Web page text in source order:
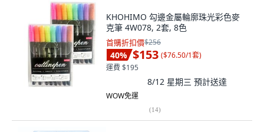
KHOHIMO 勾邊金屬輪廓珠光彩色麥
克筆 4W078, 2套, 8色
首購折扣價$256
40% $153 ($76.50/1套)
運費 $195
8/12 星期三 預計送達
WOW免運
(14)